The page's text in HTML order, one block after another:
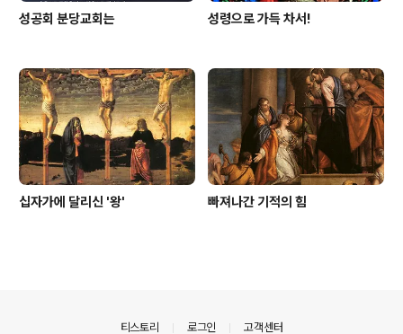
성공회 분당교회는 성령으로 가득 차서!
십자가에 달리신 '왕' 빠져나간 기적의 힘
티스토리 로그인 고객센터